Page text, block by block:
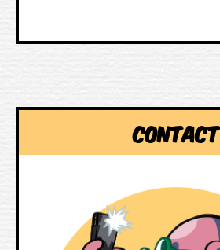
Contact